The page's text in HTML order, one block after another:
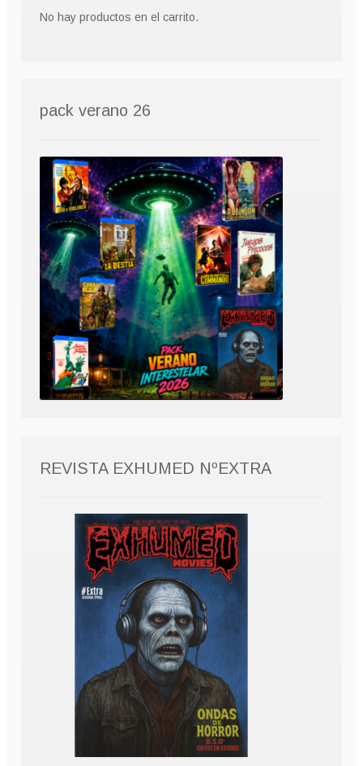
No hay productos en el carrito.
pack verano 26
REVISTA EXHUMED NºEXTRA